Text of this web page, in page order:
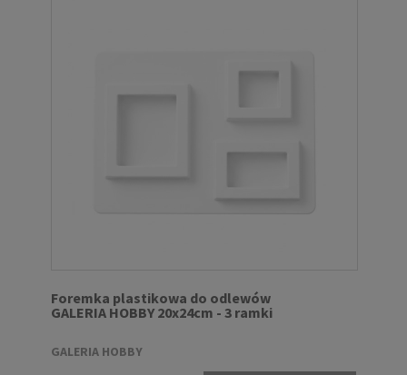
Foremka plastikowa do odlewów
GALERIA HOBBY 20x24cm - 3 ramki
GALERIA HOBBY